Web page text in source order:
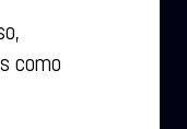
como